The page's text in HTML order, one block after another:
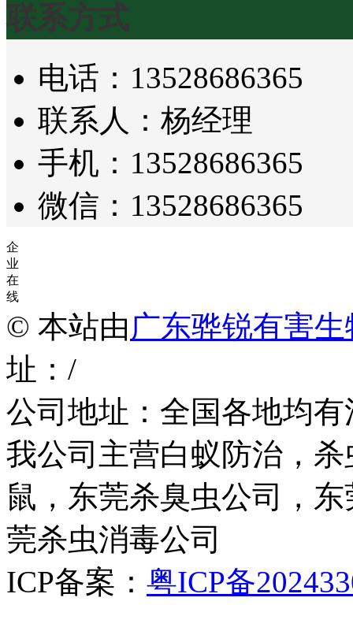
联系方式
电话：13528686365
联系人：杨经理
手机：13528686365
微信：13528686365
企
业
在
线
© 本站由 广东骅锐有害
址：/
公司地址：全国各地均
我公司主营白蚁防治，
鼠，东莞杀臭虫公司，
莞杀虫消毒公司
ICP备案： 粤ICP备